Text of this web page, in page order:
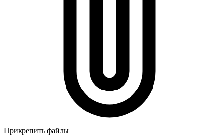
Прикрепить файлы